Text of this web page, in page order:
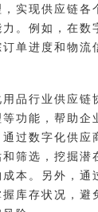
实现供应链各
。例如，在数
单进度和物流
品行业供应链
功能，帮助企
过数字化供应
筛选，挖掘潜
本。另外，通
库存状况，避